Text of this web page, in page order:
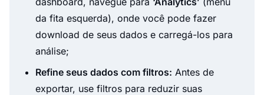
da fita esquerda), onde você pode fazer
download de seus dados e carregá-los para
análise;
Refine seus dados com filtros: Antes de
exportar, use filtros para reduzir suas